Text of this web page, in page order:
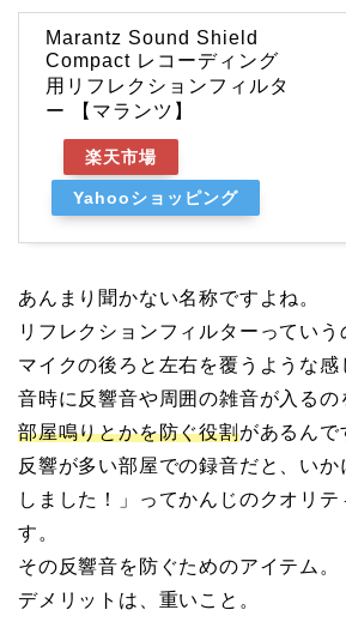
Marantz Sound Shield
Compact レコーディング
用リフレクションフィルタ
ー 【マランツ】
楽天市場
Yahooショッピング
あんまり聞かない名称ですよね。
リフレクションフィルターっていう
マイクの後ろと左右を覆うような
音時に反響音や周囲の雑音が入るの
部屋鳴りとかを防ぐ役割があるんで
反響が多い部屋での録音だと、い
しました！」ってかんじのクオリ
す。
その反響音を防ぐためのアイテム。
デメリットは、重いこと。